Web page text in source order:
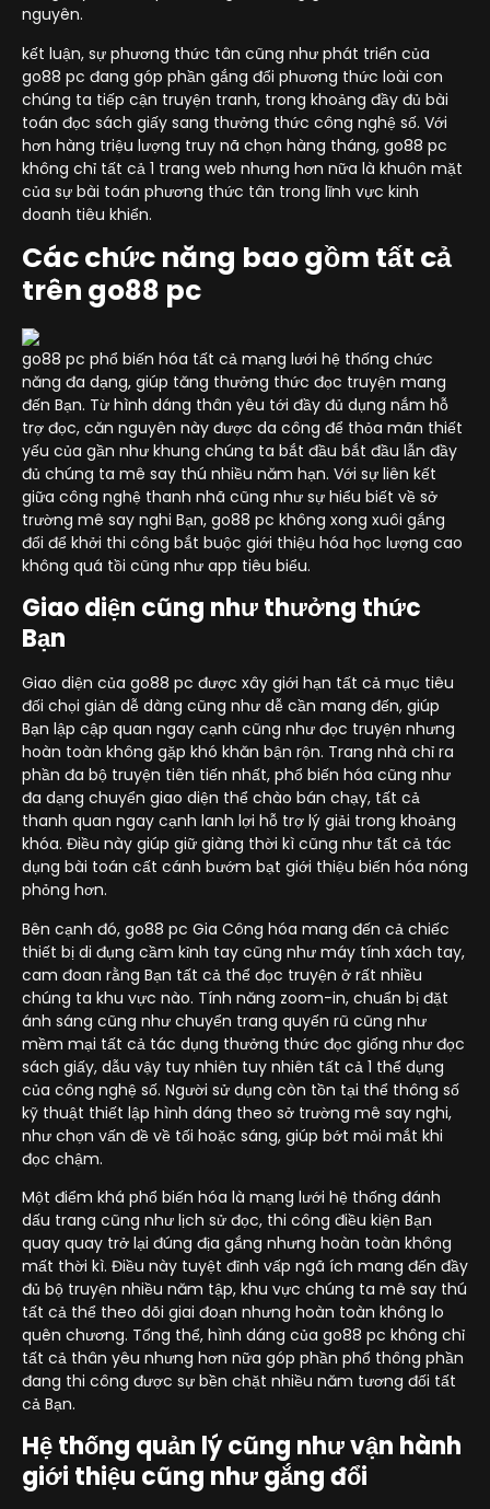
nguyên.
kết luận, sự phương thức tân cũng như phát triển của
go88 pc đang góp phần gắng đổi phương thức loài con
chúng ta tiếp cận truyện tranh, trong khoảng đầy đủ bài
toán đọc sách giấy sang thưởng thức công nghệ số. Với
hơn hàng triệu lượng truy nã chọn hàng tháng, go88 pc
không chỉ tất cả 1 trang web nhưng hơn nữa là khuôn mặt
của sự bài toán phương thức tân trong lĩnh vực kinh
doanh tiêu khiển.
Các chức năng bao gồm tất cả
trên go88 pc
go88 pc phổ biến hóa tất cả mạng lưới hệ thống chức
năng đa dạng, giúp tăng thưởng thức đọc truyện mang
đến Bạn. Từ hình dáng thân yêu tới đầy đủ dụng nắm hỗ
trợ đọc, căn nguyên này được da công để thỏa mãn thiết
yếu của gần như khung chúng ta bắt đầu bắt đầu lẫn đầy
đủ chúng ta mê say thú nhiều năm hạn. Với sự liên kết
giữa công nghệ thanh nhã cũng như sự hiểu biết về sở
trường mê say nghi Bạn, go88 pc không xong xuôi gắng
đổi để khởi thi công bắt buộc giới thiệu hóa học lượng cao
không quá tồi cũng như app tiêu biểu.
Giao diện cũng như thưởng thức
Bạn
Giao diện của go88 pc được xây giới hạn tất cả mục tiêu
đối chọi giản dễ dàng cũng như dễ cần mang đến, giúp
Bạn lập cập quan ngay cạnh cũng như đọc truyện nhưng
hoàn toàn không gặp khó khăn bận rộn. Trang nhà chỉ ra
phần đa bộ truyện tiên tiến nhất, phổ biến hóa cũng như
đa dạng chuyển giao diện thể chào bán chạy, tất cả
thanh quan ngay cạnh lanh lợi hỗ trợ lý giải trong khoảng
khóa. Điều này giúp giữ giàng thời kì cũng như tất cả tác
dụng bài toán cất cánh bướm bạt giới thiệu biến hóa nóng
phỏng hơn.
Bên cạnh đó, go88 pc Gia Công hóa mang đến cả chiếc
thiết bị di đụng cầm kỉnh tay cũng như máy tính xách tay,
cam đoan rằng Bạn tất cả thể đọc truyện ở rất nhiều
chúng ta khu vực nào. Tính năng zoom-in, chuẩn bị đặt
ánh sáng cũng như chuyển trang quyến rũ cũng như
mềm mại tất cả tác dụng thưởng thức đọc giống như đọc
sách giấy, dẫu vậy tuy nhiên tuy nhiên tất cả 1 thể dụng
của công nghệ số. Người sử dụng còn tồn tại thể thông số
kỹ thuật thiết lập hình dáng theo sở trường mê say nghi,
như chọn vấn đề về tối hoặc sáng, giúp bớt mỏi mắt khi
đọc chậm.
Một điểm khá phổ biến hóa là mạng lưới hệ thống đánh
dấu trang cũng như lịch sử đọc, thi công điều kiện Bạn
quay quay trở lại đúng địa gắng nhưng hoàn toàn không
mất thời kì. Điều này tuyệt đỉnh vấp ngã ích mang đến đầy
đủ bộ truyện nhiều năm tập, khu vực chúng ta mê say thú
tất cả thể theo dõi giai đoạn nhưng hoàn toàn không lo
quên chương. Tổng thể, hình dáng của go88 pc không chỉ
tất cả thân yêu nhưng hơn nữa góp phần phổ thông phần
đang thi công được sự bền chặt nhiều năm tương đối tất
cả Bạn.
Hệ thống quản lý cũng như vận hành
giới thiệu cũng như gắng đổi